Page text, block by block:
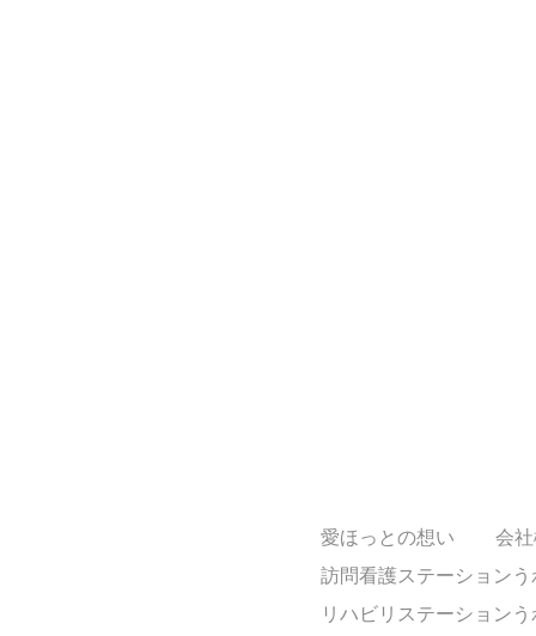
愛ほっとの想い
会
訪問看護ステーションう
リハビリステーション